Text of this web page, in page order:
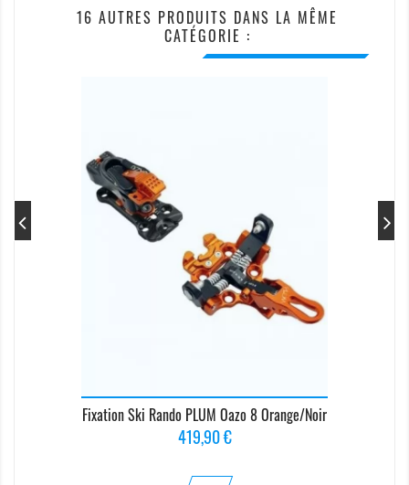
16 AUTRES PRODUITS DANS LA MÊME
CATÉGORIE :
Fixation Ski Rando PLUM Oazo 8 Orange/Noir
Prix
419,90 €